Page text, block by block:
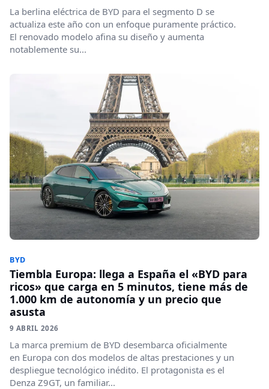
La berlina eléctrica de BYD para el segmento D se
actualiza este año con un enfoque puramente práctico.
El renovado modelo afina su diseño y aumenta
notablemente su...
BYD
Tiembla Europa: llega a España el «BYD para
ricos» que carga en 5 minutos, tiene más de
1.000 km de autonomía y un precio que
asusta
9 ABRIL 2026
La marca premium de BYD desembarca oficialmente
en Europa con dos modelos de altas prestaciones y un
despliegue tecnológico inédito. El protagonista es el
Denza Z9GT, un familiar...